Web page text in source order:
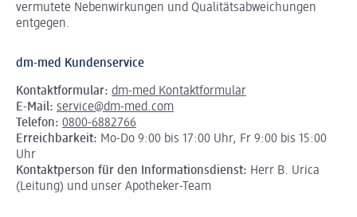
vermutete Nebenwirkungen und Qualitätsabweichungen
entgegen.
dm-med Kundenservice
Kontaktformular: dm-med Kontaktformular
E-Mail: service@dm-med.com
Telefon: 0800-6882766
Erreichbarkeit: Mo-Do 9:00 bis 17:00 Uhr, Fr 9:00 bis 15:00
Uhr
Kontaktperson für den Informationsdienst: Herr B. Urica
(Leitung) und unser Apotheker-Team